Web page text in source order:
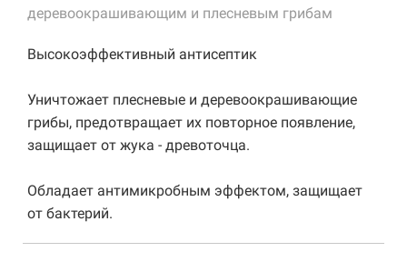
деревоокрашивающим и плесневым грибам
Высокоэффективный антисептик
Уничтожает плесневые и деревоокрашивающие
грибы, предотвращает их повторное появление,
защищает от жука - древоточца.
Обладает антимикробным эффектом, защищает
от бактерий.